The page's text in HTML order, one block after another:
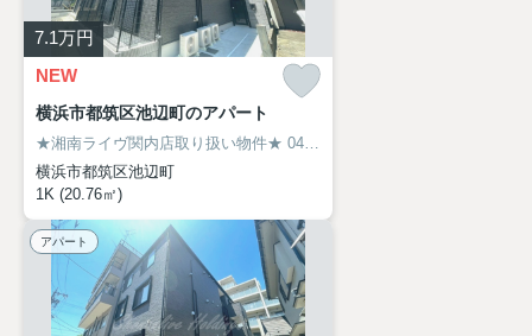
7.1万円
NEW
横浜市都筑区池辺町のアパート
★湘南ライヴ関内店取り扱い物件★ 045-319-6094
横浜市都筑区池辺町
1K (20.76㎡)
アパート